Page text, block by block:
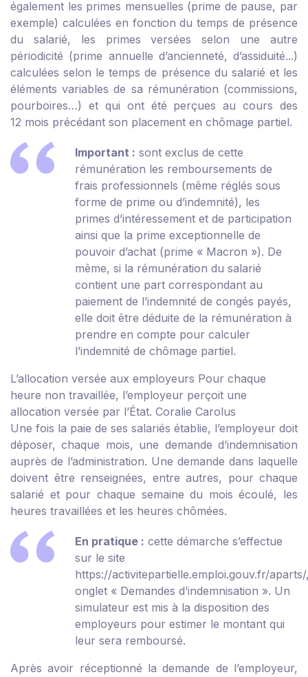
également les primes mensuelles (prime de pause, par
exemple) calculées en fonction du temps de présence
du salarié, les primes versées selon une autre
périodicité (prime annuelle d’ancienneté, d’assiduité...)
calculées selon le temps de présence du salarié et les
éléments variables de sa rémunération (commissions,
pourboires…) et qui ont été perçues au cours des
12 mois précédant son placement en chômage partiel.
Important : sont exclus de cette
rémunération les remboursements de
frais professionnels (même réglés sous
forme de prime ou d’indemnité), les
primes d’intéressement et de participation
ainsi que la prime exceptionnelle de
pouvoir d’achat (prime « Macron »). De
même, si la rémunération du salarié
contient une part correspondant au
paiement de l’indemnité de congés payés,
elle doit être déduite de la rémunération à
prendre en compte pour calculer
l’indemnité de chômage partiel.
L’allocation versée aux employeurs Pour chaque
heure non travaillée, l’employeur perçoit une
allocation versée par l’État. Coralie Carolus
Une fois la paie de ses salariés établie, l’employeur doit
déposer, chaque mois, une demande d’indemnisation
auprès de l’administration. Une demande dans laquelle
doivent être renseignées, entre autres, pour chaque
salarié et pour chaque semaine du mois écoulé, les
heures travaillées et les heures chômées.
En pratique : cette démarche s’effectue
sur le site
https://activitepartielle.emploi.gouv.fr/aparts/
onglet « Demandes d’indemnisation ». Un
simulateur est mis à la disposition des
employeurs pour estimer le montant qui
leur sera remboursé.
Après avoir réceptionné la demande de l’employeur,